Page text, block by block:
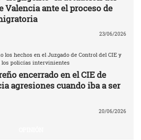
Valencia ante el proceso de
23/06/2026
los hechos en el Juzgado de Control del CIE y
policías intervinientes
encerrado en el CIE de
agresiones cuando iba a ser
20/06/2026